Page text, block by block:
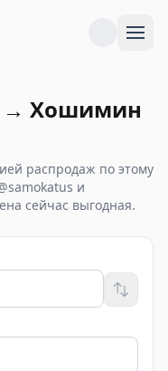
→ Хошимин
распродаж по этому
и
сейчас выгодная.